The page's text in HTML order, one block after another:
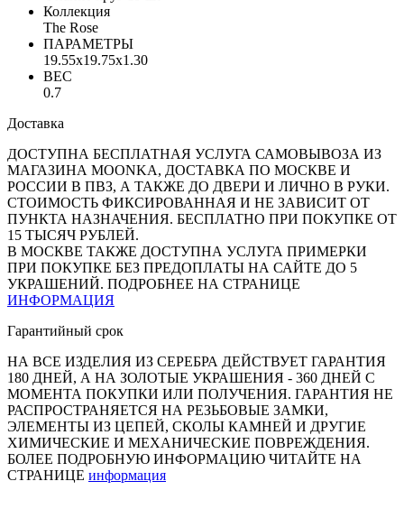
Коллекция
The Rose
ПАРАМЕТРЫ
19.55x19.75x1.30
ВЕС
0.7
Доставка
ДОСТУПНА БЕСПЛАТНАЯ УСЛУГА САМОВЫВОЗА ИЗ
МАГАЗИНА MOONKA, ДОСТАВКА ПО МОСКВЕ И
РОССИИ В ПВЗ, А ТАКЖЕ ДО ДВЕРИ И ЛИЧНО В РУКИ.
СТОИМОСТЬ ФИКСИРОВАННАЯ И НЕ ЗАВИСИТ ОТ
ПУНКТА НАЗНАЧЕНИЯ. БЕСПЛАТНО ПРИ ПОКУПКЕ ОТ
15 ТЫСЯЧ РУБЛЕЙ.
В МОСКВЕ ТАКЖЕ ДОСТУПНА УСЛУГА ПРИМЕРКИ
ПРИ ПОКУПКЕ БЕЗ ПРЕДОПЛАТЫ НА САЙТЕ ДО 5
УКРАШЕНИЙ. ПОДРОБНЕЕ НА СТРАНИЦЕ
ИНФОРМАЦИЯ
Гарантийный срок
НА ВСЕ ИЗДЕЛИЯ ИЗ СЕРЕБРА ДЕЙСТВУЕТ ГАРАНТИЯ
180 ДНЕЙ, А НА ЗОЛОТЫЕ УКРАШЕНИЯ - 360 ДНЕЙ С
МОМЕНТА ПОКУПКИ ИЛИ ПОЛУЧЕНИЯ. ГАРАНТИЯ НЕ
РАСПРОСТРАНЯЕТСЯ НА РЕЗЬБОВЫЕ ЗАМКИ,
ЭЛЕМЕНТЫ ИЗ ЦЕПЕЙ, СКОЛЫ КАМНЕЙ И ДРУГИЕ
ХИМИЧЕСКИЕ И МЕХАНИЧЕСКИЕ ПОВРЕЖДЕНИЯ.
БОЛЕЕ ПОДРОБНУЮ ИНФОРМАЦИЮ ЧИТАЙТЕ НА
СТРАНИЦЕ информация